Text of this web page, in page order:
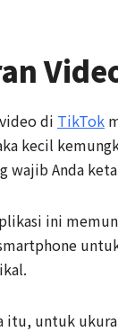
di TikTok
kecil
wajib Anda
ini
itu, untuk